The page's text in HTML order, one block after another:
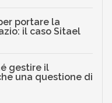
portare la
il caso Sitael
gestire il
una questione di